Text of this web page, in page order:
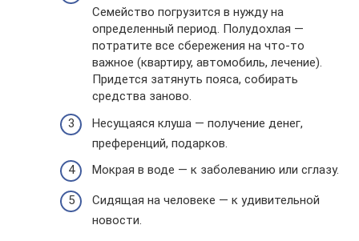
Семейство погрузится в нужду на
определенный период. Полудохлая —
потратите все сбережения на что-то
важное (квартиру, автомобиль, лечение).
Придется затянуть пояса, собирать
средства заново.
Несущаяся клуша — получение денег,
преференций, подарков.
Мокрая в воде — к заболеванию или сглазу.
Сидящая на человеке — к удивительной
новости.